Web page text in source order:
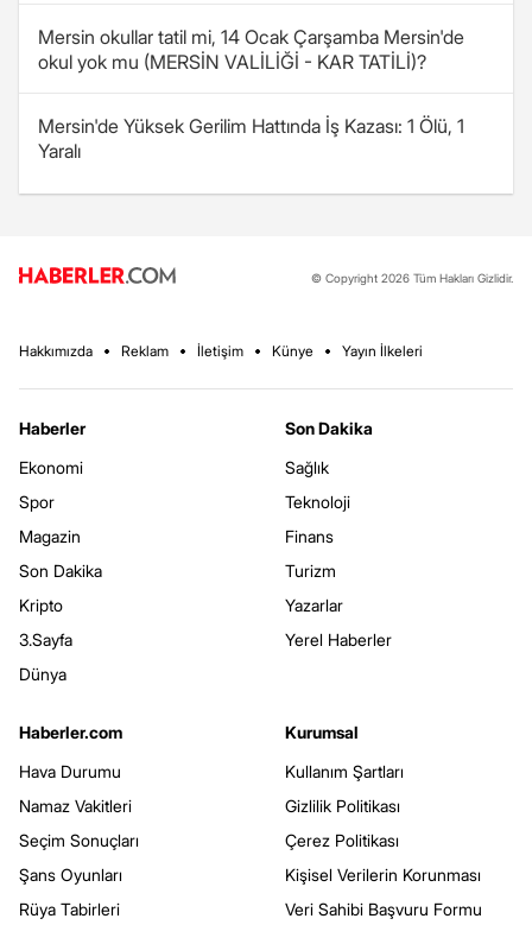
Mersin okullar tatil mi, 14 Ocak Çarşamba Mersin'de
okul yok mu (MERSİN VALİLİĞİ - KAR TATİLİ)?
Mersin'de Yüksek Gerilim Hattında İş Kazası: 1 Ölü, 1
Yaralı
© Copyright 2026 Tüm Hakları Gizlidir.
Hakkımızda Reklam İletişim Künye Yayın İlkeleri
Haberler
Ekonomi
Spor
Magazin
Son Dakika
Kripto
3.Sayfa
Dünya
Son Dakika
Sağlık
Teknoloji
Finans
Turizm
Yazarlar
Yerel Haberler
Haberler.com
Hava Durumu
Namaz Vakitleri
Seçim Sonuçları
Şans Oyunları
Rüya Tabirleri
Kurumsal
Kullanım Şartları
Gizlilik Politikası
Çerez Politikası
Kişisel Verilerin Korunması
Veri Sahibi Başvuru Formu